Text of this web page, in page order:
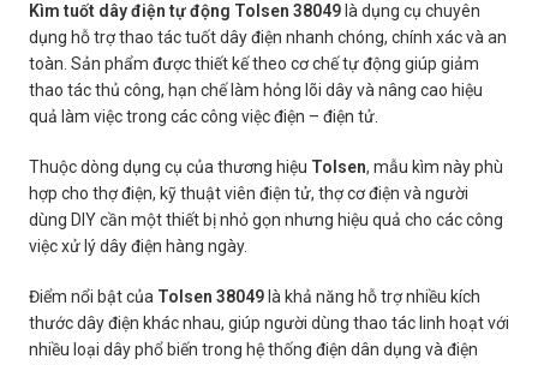
Kìm tuốt dây điện tự động Tolsen 38049 là dụng cụ chuyên
dụng hỗ trợ thao tác tuốt dây điện nhanh chóng, chính xác và an
toàn. Sản phẩm được thiết kế theo cơ chế tự động giúp giảm
thao tác thủ công, hạn chế làm hỏng lõi dây và nâng cao hiệu
quả làm việc trong các công việc điện – điện tử.
Thuộc dòng dụng cụ của thương hiệu Tolsen, mẫu kìm này phù
hợp cho thợ điện, kỹ thuật viên điện tử, thợ cơ điện và người
dùng DIY cần một thiết bị nhỏ gọn nhưng hiệu quả cho các công
việc xử lý dây điện hàng ngày.
Điểm nổi bật của Tolsen 38049 là khả năng hỗ trợ nhiều kích
thước dây điện khác nhau, giúp người dùng thao tác linh hoạt với
nhiều loại dây phổ biến trong hệ thống điện dân dụng và điện